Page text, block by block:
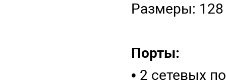
Размеры:
Порты:
• 2 сетевых